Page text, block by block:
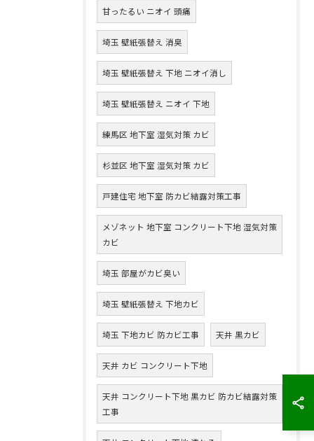
甘ったるい ニオイ 頭痛
埼玉 壁紙張替え 消臭
埼玉 壁紙張替え 下地 ニオイ消し
埼玉 壁紙張替え ニオイ 下地
練馬区 地下室 湿気対策 カビ
杉並区 地下室 湿気対策 カビ
戸建住宅 地下室 防カビ結露対策工事
メゾネット 地下室 コンクリート下地 湿気対策
カビ
埼玉 部屋がカビ臭い
埼玉 壁紙張替え 下地カビ
埼玉 下地カビ 防カビ工事 天井 黒カビ
天井 カビ コンクリート下地
天井 コンクリート下地 黒カビ 防カビ結露対策
工事